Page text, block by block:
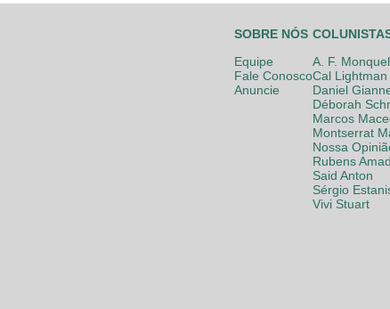
SOBRE NÓS
Equipe
Fale Conosco
Anuncie
A. F.
Cal Lightman
Daniel
Déborah
Marcos
Montserrat
Nossa
Rubens
Said Anton
Sérgio
Vivi Stuart